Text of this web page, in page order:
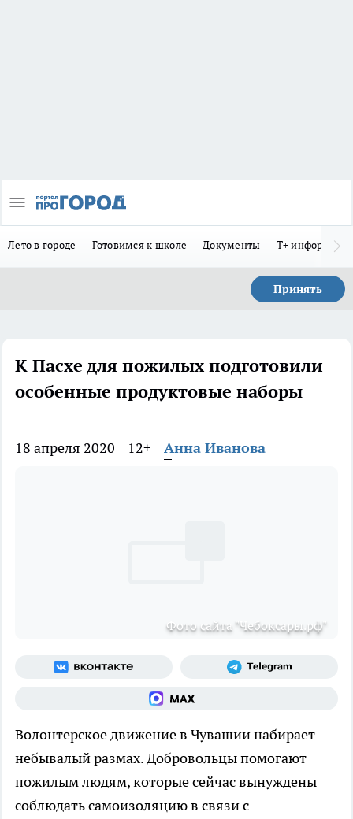
Лето в городе Готовимся к школе Документы Т+
Принять
К Пасхе для пожилых подготовили
особенные продуктовые наборы
18 апреля 2020 12+ Анна Иванова
Фото сайта "Чебоксары.рф"
Волонтерское движение в Чувашии набирает
небывалый размах. Добровольцы помогают
пожилым людям, которые сейчас вынуждены
соблюдать самоизоляцию в связи с